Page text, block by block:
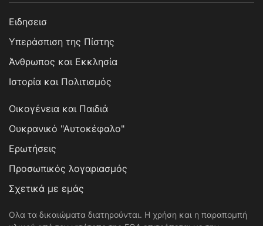
Ειδησεισ
Υπεράσπιση της Πίστης
Άνθρωπος και Εκκλησία
Ιστορία και Πολιτισμός
Οικογένεια και Παιδιά
Ουκρανικό "Αυτοκέφαλο"
Ερωτήσεις
Προσωπικός λογαριασμός
Σχετικά με εμάς
Ολα τα δικαιώματα διατηρούνται. Η χρήση και η παραπομπή